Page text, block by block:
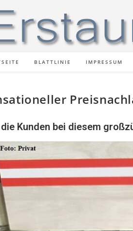
BLATTLINIE IMPRESSUM
die Kunden bei diesem